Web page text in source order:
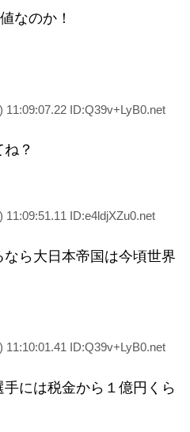
なのか！
11:09:07.22 ID:Q39v+LyB0.net
？
11:09:51.11 ID:e4ldjXZu0.net
ら大日本帝国は今頃世界
11:10:01.41 ID:Q39v+LyB0.net
には税金から１億円くら